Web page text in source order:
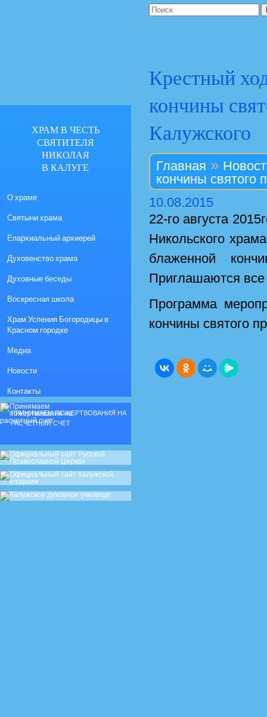
Крестный
кончины
Калужского
Главная »
кончины святого
10.08.2015
22-го августа
Никольского
блаженной
Приглашаются
Программа
кончины святого
ХРАМ В ЧЕСТЬ
СВЯТИТЕЛЯ
НИКОЛАЯ
В КАЛУГЕ
О храме
Святыни храма
Епархиальный архиерей
Духовенство храма
Духовные беседы
Воскресная школа
Храм Успения Богородицы в
Красном городке
Медиа
Новости
Контакты
ПРИНИМАЕМ ПОЖЕРТВОВАНИЯ НА
РАСЧЕТНЫЙ СЧЕТ